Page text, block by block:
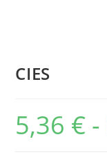
CIES
5,36 € -